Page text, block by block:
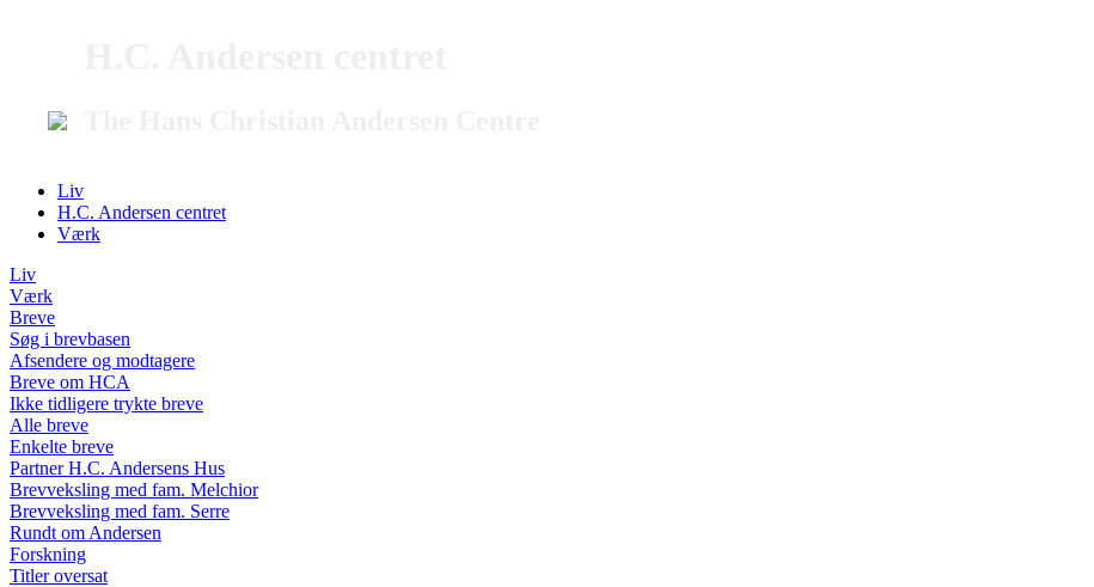
Liv
H.C. Andersen centret
Værk
Liv
Værk
Breve
Søg i brevbasen
Afsendere og modtagere
Breve om HCA
Ikke tidligere trykte breve
Alle breve
Enkelte breve
Partner H.C. Andersens Hus
Brevveksling med fam. Melchior
Brevveksling med fam. Serre
Rundt om Andersen
Forskning
Titler oversat